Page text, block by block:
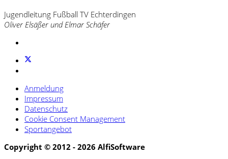
Jugendleitung Fußball TV Echterdingen
Oliver Elsäßer und Elmar Schäfer
Anmeldung
Impressum
Datenschutz
Cookie Consent Management
Sportangebot
Copyright © 2012 - 2026 AlfiSoftware